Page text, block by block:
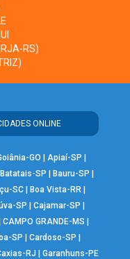
RS)
ONLINE
GO | Apiaí-SP |
Batatais-SP |Bauru-SP |
SC |Boa Vista-RR |
SP | Cajamar-SP |
CAMPO GRANDE-MS |
SP | Cardoso-SP |
RJ | Garanhuns-PE